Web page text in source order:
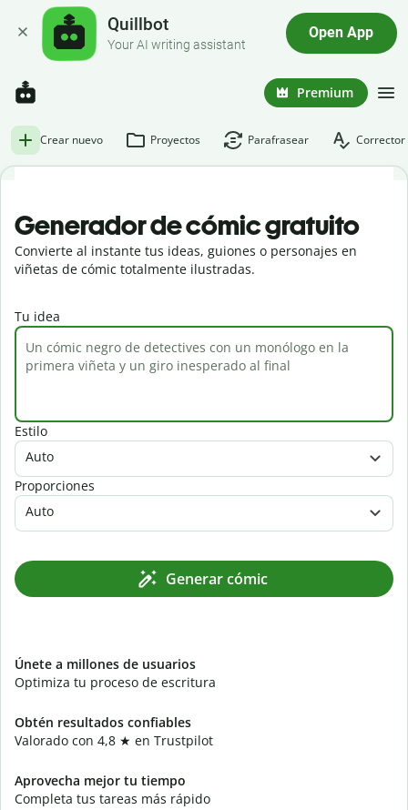
Quillbot
Your AI writing assistant
Open App
Premium
Crear nuevo Proyectos Parafrasear
Generador de cómic gratuito
Convierte al instante tus ideas, guiones o personajes en
viñetas de cómic totalmente ilustradas.
Tu idea
Estilo
Auto
Proporciones
Auto
Generar cómic
Únete a millones de usuarios
Optimiza tu proceso de escritura
Obtén resultados confiables
Valorado con 4,8 ★ en Trustpilot
Aprovecha mejor tu tiempo
Completa tus tareas más rápido